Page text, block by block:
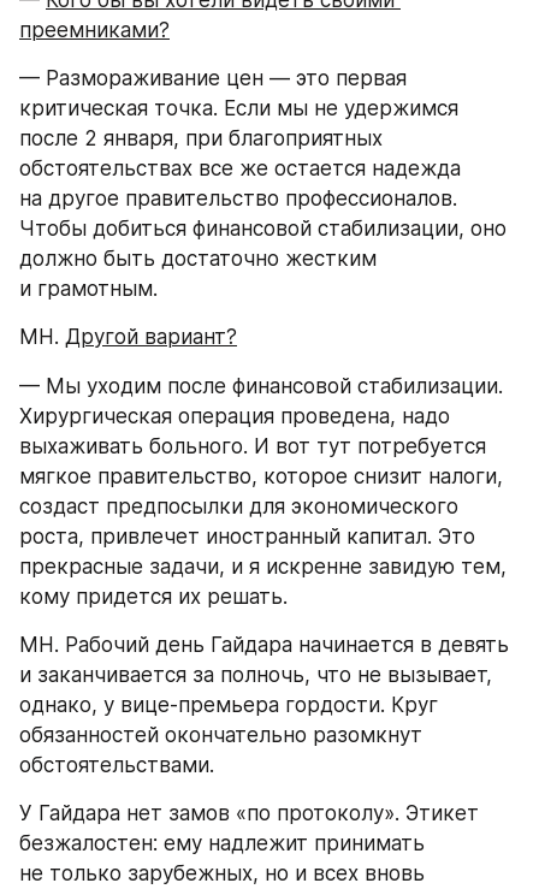
преемниками?
— Размораживание цен — это первая
критическая точка. Если мы не удержимся
после 2 января, при благоприятных
обстоятельствах все же остается надежда
на другое правительство профессионалов.
Чтобы добиться финансовой стабилизации, оно
должно быть достаточно жестким
и грамотным.
МН. Другой вариант?
— Мы уходим после финансовой стабилизации.
Хирургическая операция проведена, надо
выхаживать больного. И вот тут потребуется
мягкое правительство, которое снизит налоги,
создаст предпосылки для экономического
роста, привлечет иностранный капитал. Это
прекрасные задачи, и я искренне завидую тем,
кому придется их решать.
МН. Рабочий день Гайдара начинается в девять
и заканчивается за полночь, что не вызывает,
однако, у вице-премьера гордости. Круг
обязанностей окончательно разомкнут
обстоятельствами.
У Гайдара нет замов «по протоколу». Этикет
безжалостен: ему надлежит принимать
не только зарубежных, но и всех вновь